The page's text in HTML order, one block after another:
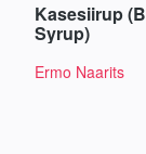
Kasesiirup
Syrup)
Ermo Naarits